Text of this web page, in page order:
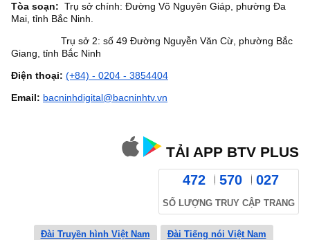
Tòa soạn: Trụ sở chính: Đường Võ Nguyên Giáp, phường Đa
Mai, tỉnh Bắc Ninh.
Trụ sở 2: số 49 Đường Nguyễn Văn Cừ, phường Bắc
Giang, tỉnh Bắc Ninh
Điện thoại: (+84) - 0204 - 3854404
Email: bacninhdigital@bacninhtv.vn
TẢI APP BTV PLUS
472 570 027
SỐ LƯỢNG TRUY CẬP TRANG
Đài Truyền hình Việt Nam Đài Tiếng nói Việt Nam